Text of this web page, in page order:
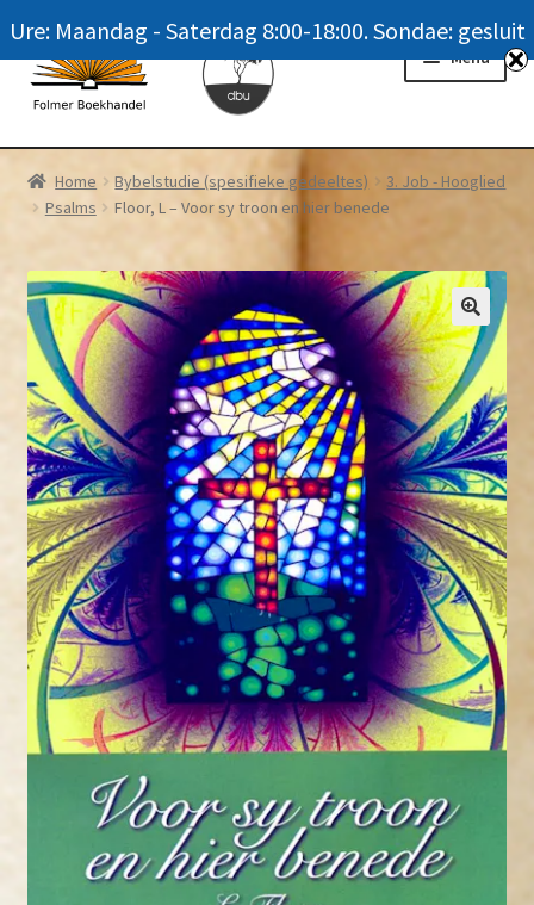
Skip
to
navigation
Skip
to
content
Menu
Homepage
News
Winkel / Shop
My account
Meer oor ons / FAQ
Navrae / Contact Us
Home Bybelstudie (spesifieke gedeeltes)
3. Job - Hooglied
Psalms
Floor, L – Voor sy troon en hier benede
Ure: Maandag - Saterdag 8:00-18:00. Sondae: gesluit